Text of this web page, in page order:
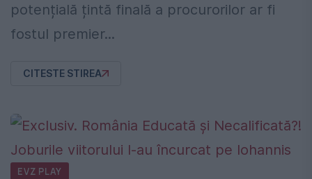
potențială țintă finală a procurorilor ar fi
fostul premier...
CITESTE STIREA
EVZ PLAY